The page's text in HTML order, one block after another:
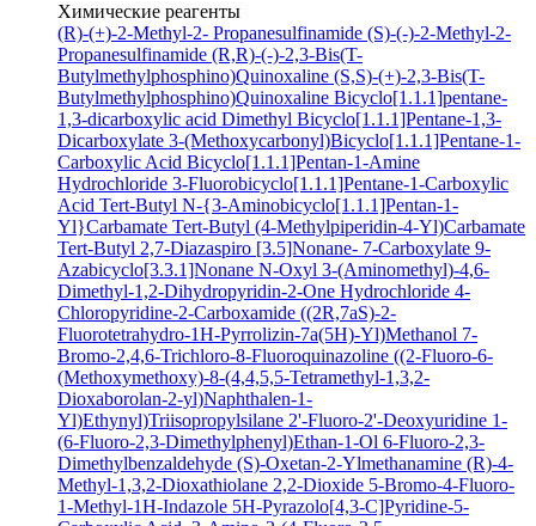
Химические реагенты
(R)-(+)-2-Methyl-2- Propanesulfinamide (S)-(-)-2-Methyl-2-
Propanesulfinamide (R,R)-(-)-2,3-Bis(T-
Butylmethylphosphino)Quinoxaline (S,S)-(+)-2,3-Bis(T-
Butylmethylphosphino)Quinoxaline Bicyclo[1.1.1]pentane-
1,3-dicarboxylic acid Dimethyl Bicyclo[1.1.1]Pentane-1,3-
Dicarboxylate 3-(Methoxycarbonyl)Bicyclo[1.1.1]Pentane-1-
Carboxylic Acid Bicyclo[1.1.1]Pentan-1-Amine
Hydrochloride 3-Fluorobicyclo[1.1.1]Pentane-1-Carboxylic
Acid Tert-Butyl N-{3-Aminobicyclo[1.1.1]Pentan-1-
Yl}Carbamate Tert-Butyl (4-Methylpiperidin-4-Yl)Carbamate
Tert-Butyl 2,7-Diazaspiro [3.5]Nonane- 7-Carboxylate 9-
Azabicyclo[3.3.1]Nonane N-Oxyl 3-(Aminomethyl)-4,6-
Dimethyl-1,2-Dihydropyridin-2-One Hydrochloride 4-
Chloropyridine-2-Carboxamide ((2R,7aS)-2-
Fluorotetrahydro-1H-Pyrrolizin-7a(5H)-Yl)Methanol 7-
Bromo-2,4,6-Trichloro-8-Fluoroquinazoline ((2-Fluoro-6-
(Methoxymethoxy)-8-(4,4,5,5-Tetramethyl-1,3,2-
Dioxaborolan-2-yl)Naphthalen-1-
Yl)Ethynyl)Triisopropylsilane 2'-Fluoro-2'-Deoxyuridine 1-
(6-Fluoro-2,3-Dimethylphenyl)Ethan-1-Ol 6-Fluoro-2,3-
Dimethylbenzaldehyde (S)-Oxetan-2-Ylmethanamine (R)-4-
Methyl-1,3,2-Dioxathiolane 2,2-Dioxide 5-Bromo-4-Fluoro-
1-Methyl-1H-Indazole 5H-Pyrazolo[4,3-C]Pyridine-5-